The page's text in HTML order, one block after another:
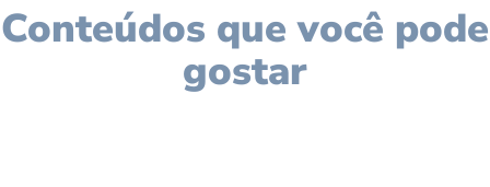
Conteúdos que você pode
gostar